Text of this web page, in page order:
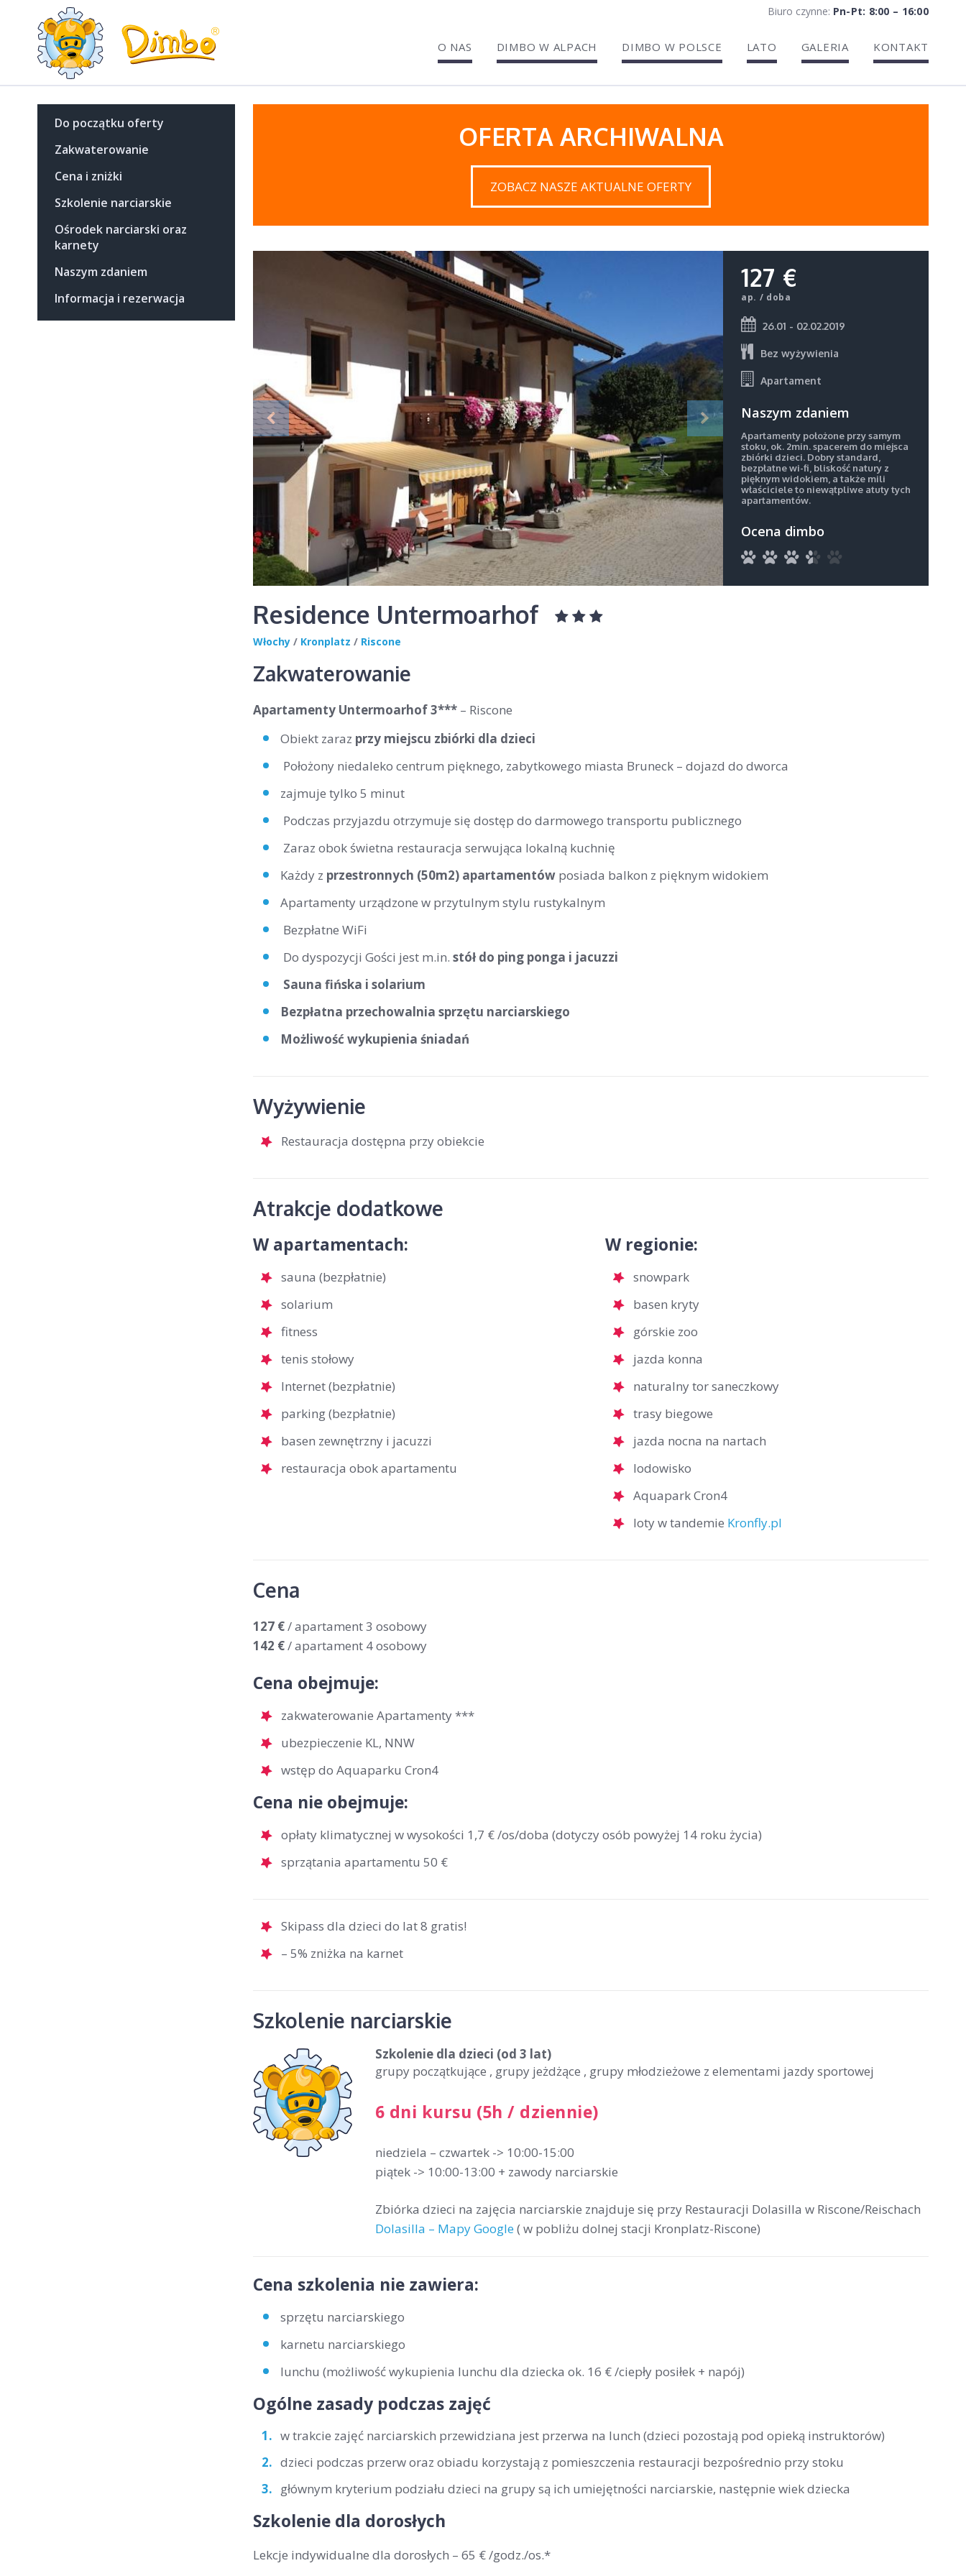
Biuro czynne: Pn-Pt: 8:00 – 16:00
O NAS DIMBO W ALPACH DIMBO W POLSCE LATO GALERIA KONTAKT
Do początku oferty
Zakwaterowanie
Cena i zniżki
Szkolenie narciarskie
Ośrodek narciarski oraz
karnety
Naszym zdaniem
Informacja i rezerwacja
OFERTA ARCHIWALNA
ZOBACZ NASZE AKTUALNE OFERTY
127 €
ap. / doba
26.01 - 02.02.2019
Bez wyżywienia
Apartament
Naszym zdaniem
Apartamenty położone przy samym
stoku, ok. 2min. spacerem do miejsca
zbiórki dzieci. Dobry standard,
bezpłatne wi-fi, bliskość natury z
pięknym widokiem, a także mili
właściciele to niewątpliwe atuty tych
apartamentów.
Ocena dimbo
Residence Untermoarhof
Włochy / Kronplatz / Riscone
Zakwaterowanie
Apartamenty Untermoarhof 3*** – Riscone
Obiekt zaraz przy miejscu zbiórki dla dzieci
Położony niedaleko centrum pięknego, zabytkowego miasta Bruneck – dojazd do dworca
zajmuje tylko 5 minut
Podczas przyjazdu otrzymuje się dostęp do darmowego transportu publicznego
Zaraz obok świetna restauracja serwująca lokalną kuchnię
Każdy z przestronnych (50m2) apartamentów posiada balkon z pięknym widokiem
Apartamenty urządzone w przytulnym stylu rustykalnym
Bezpłatne WiFi
Do dyspozycji Gości jest m.in. stół do ping ponga i jacuzzi
Sauna fińska i solarium
Bezpłatna przechowalnia sprzętu narciarskiego
Możliwość wykupienia śniadań
Wyżywienie
Restauracja dostępna przy obiekcie
Atrakcje dodatkowe
W apartamentach:
sauna (bezpłatnie)
solarium
fitness
tenis stołowy
Internet (bezpłatnie)
parking (bezpłatnie)
basen zewnętrzny i jacuzzi
restauracja obok apartamentu
W regionie:
snowpark
basen kryty
górskie zoo
jazda konna
naturalny tor saneczkowy
trasy biegowe
jazda nocna na nartach
lodowisko
Aquapark Cron4
loty w tandemie Kronfly.pl
Cena
127 €/ apartament 3 osobowy
142 €/ apartament 4 osobowy
Cena obejmuje:
zakwaterowanie Apartamenty ***
ubezpieczenie KL, NNW
wstęp do Aquaparku Cron4
Cena nie obejmuje:
opłaty klimatycznej w wysokości 1,7 € /os/doba (dotyczy osób powyżej 14 roku życia)
sprzątania apartamentu 50 €
Skipass dla dzieci do lat 8 gratis!
– 5% zniżka na karnet
Szkolenie narciarskie
Szkolenie dla dzieci (od 3 lat)
grupy początkujące , grupy jeżdżące , grupy młodzieżowe z elementami jazdy sportowej
6 dni kursu (5h / dziennie)
niedziela – czwartek -> 10:00-15:00
piątek -> 10:00-13:00 + zawody narciarskie
Zbiórka dzieci na zajęcia narciarskie znajduje się przy Restauracji Dolasilla w Riscone/Reischach
Dolasilla – Mapy Google( w pobliżu dolnej stacji Kronplatz-Riscone)
Cena szkolenia nie zawiera:
sprzętu narciarskiego
karnetu narciarskiego
lunchu (możliwość wykupienia lunchu dla dziecka ok. 16 € /ciepły posiłek + napój)
Ogólne zasady podczas zajęć
w trakcie zajęć narciarskich przewidziana jest przerwa na lunch (dzieci pozostają pod opieką instruktorów)
dzieci podczas przerw oraz obiadu korzystają z pomieszczenia restauracji bezpośrednio przy stoku
głównym kryterium podziału dzieci na grupy są ich umiejętności narciarskie, następnie wiek dziecka
Szkolenie dla dorosłych
Lekcje indywidualne dla dorosłych – 65 € /godz./os.*